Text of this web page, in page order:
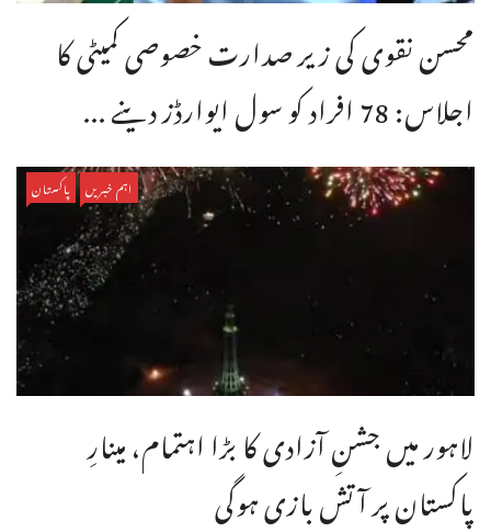
محسن نقوی کی زیر صدارت خصوصی کمیٹی کا
اجلاس: 78 افراد کو سول ایوارڈز دینے ...
اہم خبریں پاکستان
لاہور میں جشنِ آزادی کا بڑا اہتمام، مینارِ
پاکستان پر آتش بازی ہوگی